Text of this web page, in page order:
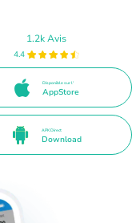
1.2k Avis
4.4
Disponible sur l'
AppStore
APK Direct
Download